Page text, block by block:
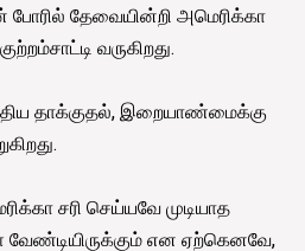
போரில் தேவையின்றி அமெரிக்கா
வருகிறது.
தாக்குதல், இறையாண்மைக்கு
சரி செய்யவே முடியாத
என ஏற்கெனவே,